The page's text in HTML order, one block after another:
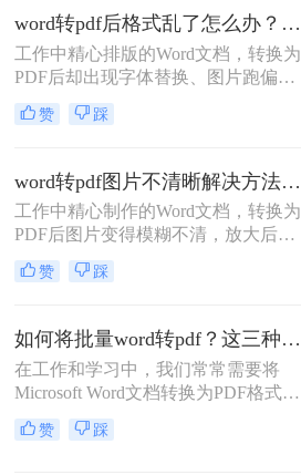
告干扰的转换方案，精选3种被百度
搜索收录率高的方法。每个步骤均经
实测验证，附带操作图标指引，助你
10分钟内搞定转换，避免踩坑！
word转pdf后格式乱了怎么办？5种高效修复方法（2026实测指南）
工作中精心排版的Word文档，转换为
PDF后却出现字体替换、图片跑偏、
表格错位、页数增多等"排版灾难"，
不仅影响专业形象，更可能因格式问
转！那么word转pdf后格式乱了怎么办
呢？本文直击痛点，提供可立即执行
的修复方案，助您10分钟内恢复完美
排版！
赞 踩
word转pdf图片不清晰解决方法：5种高清转换方法（2026实测指南）
工作中精心制作的Word文档，转换为
PDF后图片变得模糊不清，放大后出
现马赛克、细节丢失……这些"清晰
度灾难"不仅影响专业形象，更可能
忍受模糊图片！本文直击痛点，提供
可立即执行的word转pdf图片不清晰解
决方法，助您10分钟内获得印刷级清
晰度！
赞 踩
如何将批量word转pdf？这三种方法都可以实现批量转换
在工作和学习中，我们常常需要将
Microsoft Word文档转换为PDF格式，
以确保文档的布局和格式在任何设备
上都能保持一致。手动逐个转换多个
赞 踩